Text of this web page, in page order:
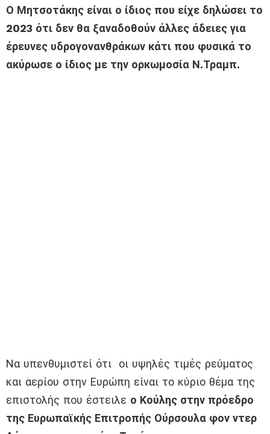
Ο Μητσοτάκης είναι ο ίδιος που είχε δηλώσει το
2023 ότι δεν θα ξαναδοθούν άλλες άδειες για
έρευνες υδρογονανθράκων κάτι που φυσικά το
ακύρωσε ο ίδιος με την ορκωμοσία Ν.Τραμπ.
Να υπενθυμιστεί ότι οι υψηλές τιμές ρεύματος
και αερίου στην Ευρώπη είναι το κύριο θέμα της
επιστολής που έστειλε ο Κούλης στην πρόεδρο
της Ευρωπαϊκής Επιτροπής Ούρσουλα φον ντερ